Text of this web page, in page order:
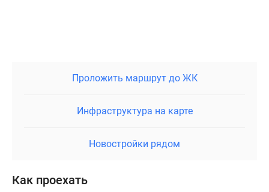
Проложить маршрут до ЖК
Инфраструктура на карте
Новостройки рядом
Как проехать